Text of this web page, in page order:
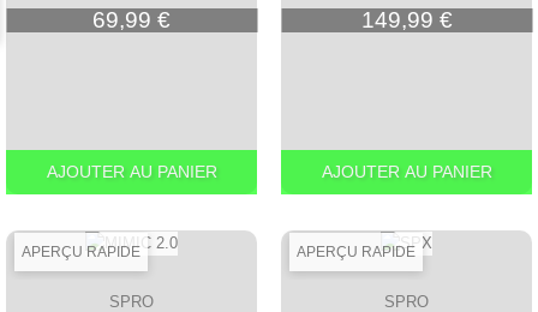
69,99 €
AJOUTER AU PANIER
149,99 €Prix
AJOUTER AU PANIER
APERÇU RAPIDE
SPRO
APERÇU RAPIDE
SPRO